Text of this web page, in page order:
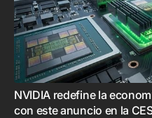
NVIDIA redefine la
con este anuncio en la